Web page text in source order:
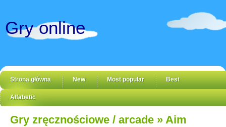
Gry online
Strona główna New Most popular Best
Alfabetic
Gry zręcznościowe / arcade » Aim